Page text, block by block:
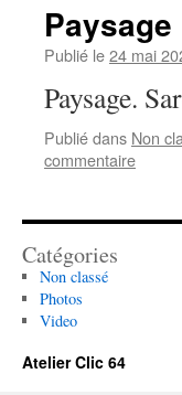
Paysage
Publié le24 mai
Paysage.
Publié dans Non
commentaire
Catégories
Non classé
Photos
Video
Atelier Clic 64